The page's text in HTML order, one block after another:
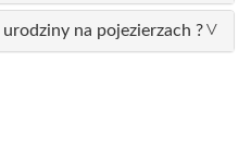
na pojezierzach ?